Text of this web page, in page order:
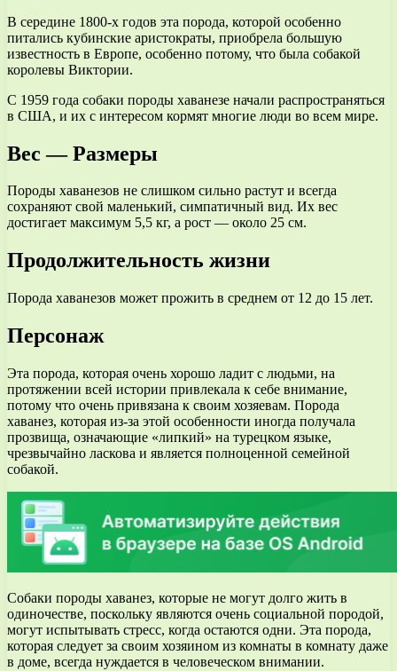
В середине 1800-х годов эта порода, которой особенно
питались кубинские аристократы, приобрела большую
известность в Европе, особенно потому, что была собакой
королевы Виктории.
С 1959 года собаки породы хаванезе начали распространяться
в США, и их с интересом кормят многие люди во всем мире.
Вес — Размеры
Породы хаванезов не слишком сильно растут и всегда
сохраняют свой маленький, симпатичный вид. Их вес
достигает максимум 5,5 кг, а рост — около 25 см.
Продолжительность жизни
Порода хаванезов может прожить в среднем от 12 до 15 лет.
Персонаж
Эта порода, которая очень хорошо ладит с людьми, на
протяжении всей истории привлекала к себе внимание,
потому что очень привязана к своим хозяевам. Порода
хаванез, которая из-за этой особенности иногда получала
прозвища, означающие «липкий» на турецком языке,
чрезвычайно ласкова и является полноценной семейной
собакой.
Собаки породы хаванез, которые не могут долго жить в
одиночестве, поскольку являются очень социальной породой,
могут испытывать стресс, когда остаются одни. Эта порода,
которая следует за своим хозяином из комнаты в комнату даже
в доме, всегда нуждается в человеческом внимании.